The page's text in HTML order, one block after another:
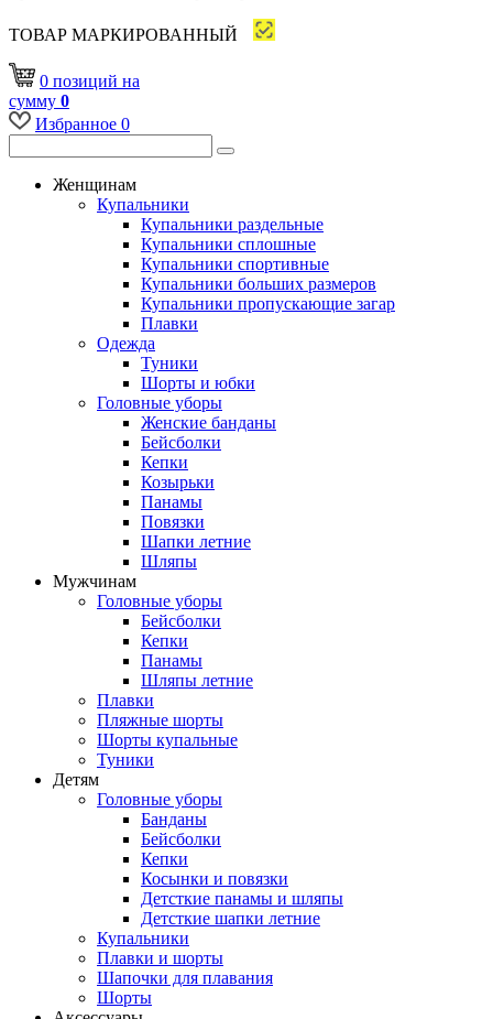
ТОВАР МАРКИРОВАННЫЙ
0 позиций на
сумму 0
Избранное 0
Женщинам
Купальники
Купальники раздельные
Купальники сплошные
Купальники спортивные
Купальники больших размеров
Купальники пропускающие загар
Плавки
Одежда
Туники
Шорты и юбки
Головные уборы
Женские банданы
Бейсболки
Кепки
Козырьки
Панамы
Повязки
Шапки летние
Шляпы
Мужчинам
Головные уборы
Бейсболки
Кепки
Панамы
Шляпы летние
Плавки
Пляжные шорты
Шорты купальные
Туники
Детям
Головные уборы
Банданы
Бейсболки
Кепки
Косынки и повязки
Детсткие панамы и шляпы
Детсткие шапки летние
Купальники
Плавки и шорты
Шапочки для плавания
Шорты